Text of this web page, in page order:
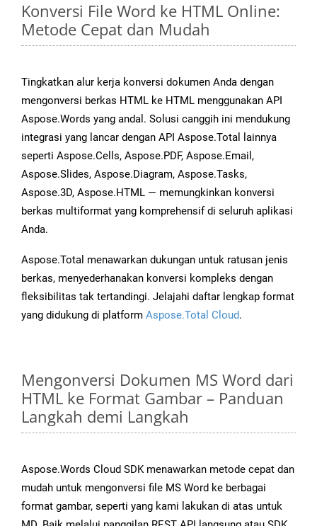
Konversi File Word ke HTML Online:
Metode Cepat dan Mudah
Tingkatkan alur kerja konversi dokumen Anda dengan
mengonversi berkas HTML ke HTML menggunakan API
Aspose.Words yang andal. Solusi canggih ini mendukung
integrasi yang lancar dengan API Aspose.Total lainnya
seperti Aspose.Cells, Aspose.PDF, Aspose.Email,
Aspose.Slides, Aspose.Diagram, Aspose.Tasks,
Aspose.3D, Aspose.HTML — memungkinkan konversi
berkas multiformat yang komprehensif di seluruh aplikasi
Anda.
Aspose.Total menawarkan dukungan untuk ratusan jenis
berkas, menyederhanakan konversi kompleks dengan
fleksibilitas tak tertandingi. Jelajahi daftar lengkap format
yang didukung di platform Aspose.Total Cloud.
Mengonversi Dokumen MS Word dari
HTML ke Format Gambar – Panduan
Langkah demi Langkah
Aspose.Words Cloud SDK menawarkan metode cepat dan
mudah untuk mengonversi file MS Word ke berbagai
format gambar, seperti yang kami lakukan di atas untuk